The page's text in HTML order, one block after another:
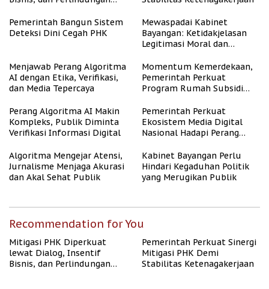
Pemerintah Bangun Sistem
Deteksi Dini Cegah PHK
Mewaspadai Kabinet
Bayangan: Ketidakjelasan
Legitimasi Moral dan
Menjawab Perang Algoritma
AI dengan Etika, Verifikasi,
dan Media Tepercaya
Momentum Kemerdekaan,
Pemerintah Perkuat
Program Rumah Subsidi
Berpenghasilan Rendah
Perang Algoritma AI Makin
Kompleks, Publik Diminta
Verifikasi Informasi Digital
Pemerintah Perkuat
Ekosistem Media Digital
Nasional Hadapi Perang
Algoritma Mengejar Atensi,
Jurnalisme Menjaga Akurasi
dan Akal Sehat Publik
Kabinet Bayangan Perlu
Hindari Kegaduhan Politik
yang Merugikan Publik
Recommendation for You
Mitigasi PHK Diperkuat
lewat Dialog, Insentif
Bisnis, dan Perlindungan
Pemerintah Perkuat Sinergi
Mitigasi PHK Demi
Stabilitas Ketenagakerjaan